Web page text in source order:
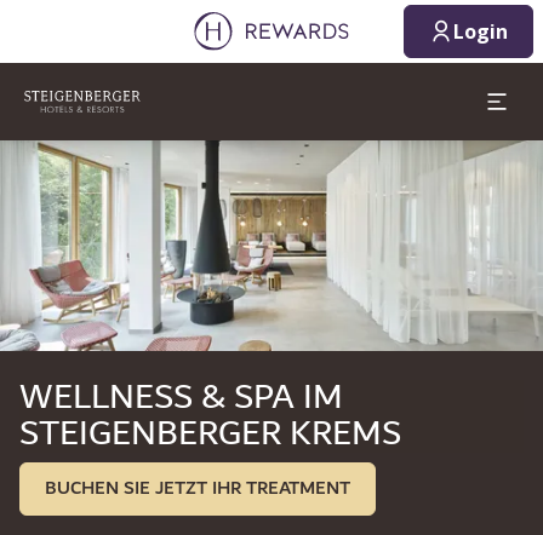
Login
Dia 1 von 1
WELLNESS & SPA IM
STEIGENBERGER KREMS
BUCHEN SIE JETZT IHR TREATMENT
10.08.2026
1 Zimmer ⋅ 1 Erwachsener